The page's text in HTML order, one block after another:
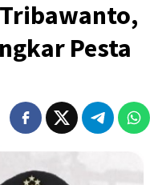
Tribawanto,
Pesta